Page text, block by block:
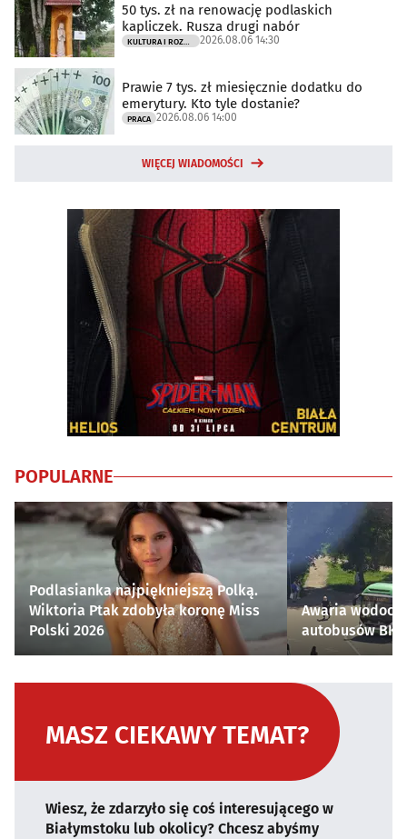
50 tys. zł na renowację podlaskich
kapliczek. Rusza drugi nabór
2026.08.06 14:30
Prawie 7 tys. zł miesięcznie dodatku do
emerytury. Kto tyle dostanie?
PRACA 2026.08.06 14:00
WIĘCEJ WIADOMOŚCI
POPULARNE
Podlasianka najpiękniejszą Polką.
Wiktoria Ptak zdobyła koronę Miss
Polski 2026
Awaria
autobusów
MASZ CIEKAWY TEMAT?
Wiesz, że zdarzyło się coś interesującego w
Białymstoku lub okolicy? Chcesz abyśmy